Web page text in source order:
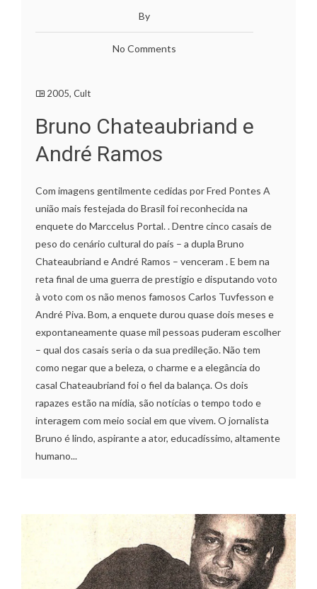
By
No Comments
2005, Cult
Bruno Chateaubriand e
André Ramos
Com imagens gentilmente cedidas por Fred Pontes A
união mais festejada do Brasil foi reconhecida na
enquete do Marccelus Portal. . Dentre cinco casais de
peso do cenário cultural do país – a dupla Bruno
Chateaubriand e André Ramos – venceram . E bem na
reta final de uma guerra de prestígio e disputando voto
à voto com os não menos famosos Carlos Tuvfesson e
André Piva. Bom, a enquete durou quase dois meses e
expontaneamente quase mil pessoas puderam escolher
– qual dos casais seria o da sua predileção. Não tem
como negar que a beleza, o charme e a elegância do
casal Chateaubriand foi o fiel da balança. Os dois
rapazes estão na mídia, são notícias o tempo todo e
interagem com meio social em que vivem. O jornalista
Bruno é lindo, aspirante a ator, educadíssimo, altamente
humano...